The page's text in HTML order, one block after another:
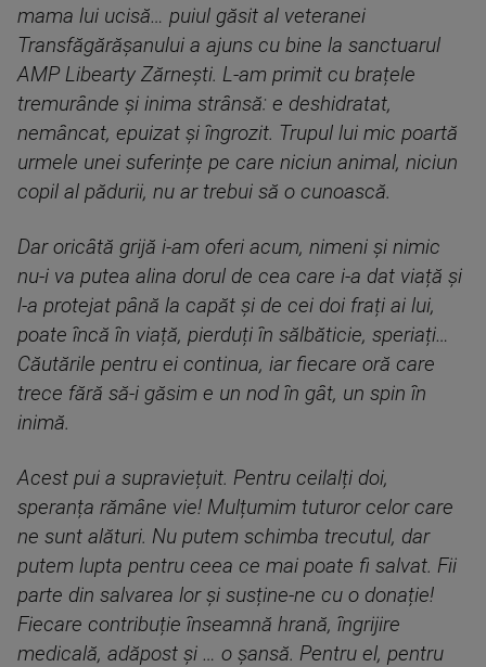
mama lui ucisă… puiul găsit al veteranei
Transfăgărășanului a ajuns cu bine la sanctuarul
AMP Libearty Zărnești. L-am primit cu brațele
tremurânde și inima strânsă: e deshidratat,
nemâncat, epuizat și îngrozit. Trupul lui mic poartă
urmele unei suferințe pe care niciun animal, niciun
copil al pădurii, nu ar trebui să o cunoască.
Dar oricâtă grijă i-am oferi acum, nimeni și nimic
nu-i va putea alina dorul de cea care i-a dat viață și
l-a protejat până la capăt și de cei doi frați ai lui,
poate încă în viață, pierduți în sălbăticie, speriați…
Căutările pentru ei continua, iar fiecare oră care
trece fără să-i găsim e un nod în gât, un spin în
inimă.
Acest pui a supraviețuit. Pentru ceilalți doi,
speranța rămâne vie! Mulțumim tuturor celor care
ne sunt alături. Nu putem schimba trecutul, dar
putem lupta pentru ceea ce mai poate fi salvat. Fii
parte din salvarea lor și susține-ne cu o donație!
Fiecare contribuție înseamnă hrană, îngrijire
medicală, adăpost și … o șansă. Pentru el, pentru